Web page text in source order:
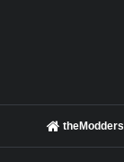
theModders